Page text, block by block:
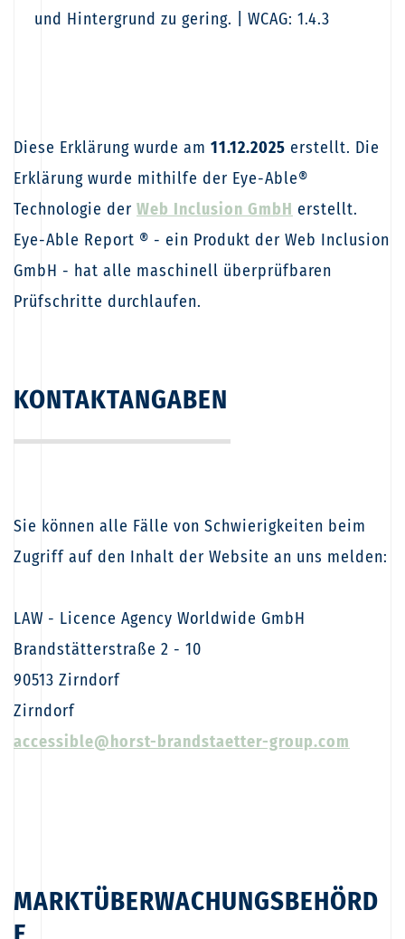
und Hintergrund zu gering. | WCAG: 1.4.3
Diese Erklärung wurde am 11.12.2025 erstellt. Die
Erklärung wurde mithilfe der Eye-Able®
Technologie der Web Inclusion GmbH erstellt.
Eye-Able Report ® - ein Produkt der Web Inclusion
GmbH - hat alle maschinell überprüfbaren
Prüfschritte durchlaufen.
KONTAKTANGABEN
Sie können alle Fälle von Schwierigkeiten beim
Zugriff auf den Inhalt der Website an uns melden:
LAW - Licence Agency Worldwide GmbH
Brandstätterstraße 2 - 10
90513 Zirndorf
Zirndorf
accessible@horst-brandstaetter-group.com
MARKTÜBERWACHUNGSBEHÖRD